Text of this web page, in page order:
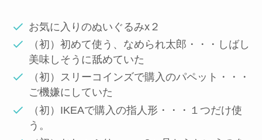
お気に入りのぬいぐるみx２
（初）初めて使う、なめられ太郎・・・しばし
美味しそうに舐めていた
（初）スリーコインズで購入のパペット・・・
ご機嫌にしていた
（初）IKEAで購入の指人形・・・１つだけ使
う。